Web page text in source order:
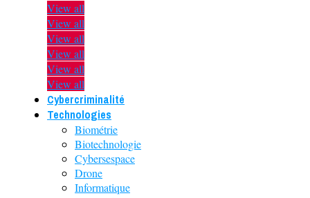
View all
View all
View all
View all
View all
View all
Cybercriminalité
Technologies
Biométrie
Biotechnologie
Cybersespace
Drone
Informatique